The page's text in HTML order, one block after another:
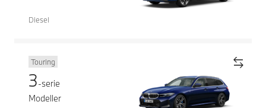
Diesel
Touring
3-serie
Modeller